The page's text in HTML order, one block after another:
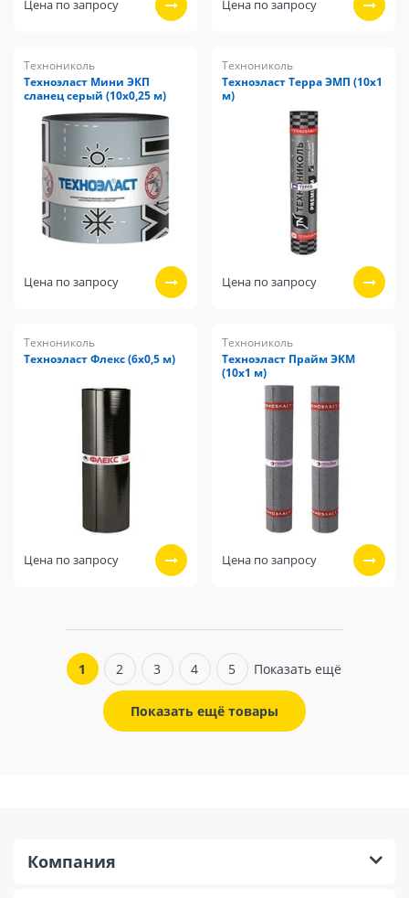
Цена по запросу Цена по запросу
Технониколь
Техноэласт Мини ЭКП
сланец серый (10х0,25 м)
Цена по запросу
Технониколь
Техноэласт Терра ЭМП (10х1
м)
Цена по запросу
Технониколь
Техноэласт Флекс (6х0,5 м)
Цена по запросу
Технониколь
Техноэласт Прайм ЭКМ
(10х1 м)
Цена по запросу
1 2 3 4 5 Показать ещё
Показать ещё товары
Компания